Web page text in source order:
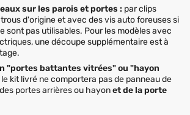
sur les parois et portes : par clips
d'origine et avec des vis auto foreuses si
sont pas utilisables. Pour les modèles avec
une découpe supplémentaire est à
"portes battantes vitrées" ou "hayon
kit livré ne comportera pas de panneau de
portes arrières ou hayonet de la porte